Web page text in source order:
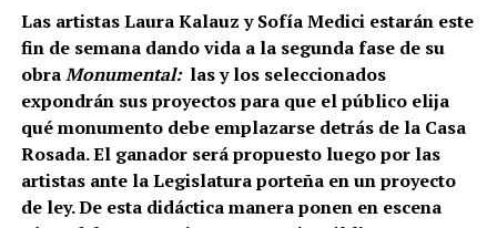
Las artistas Laura Kalauz y Sofía Medici estarán este
fin de semana dando vida a la segunda fase de su
obraMonumental: las y los seleccionados
expondrán sus proyectos para que el público elija
qué monumento debe emplazarse detrás de la Casa
Rosada. El ganador será propuesto luego por las
artistas ante la Legislatura porteña en un proyecto
de ley. De esta didáctica manera ponen en escena